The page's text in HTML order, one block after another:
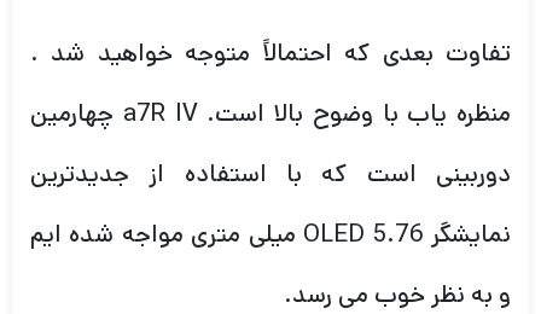
تفاوت بعدی که احتمالاً متوجه خواهید شد .
منظره یاب با وضوح بالا است. a7R IV چهارمین
دوربینی است که با استفاده از جدیدترین
نمایشگر OLED 5.76 میلی متری مواجه شده ایم
و به نظر خوب می رسد.